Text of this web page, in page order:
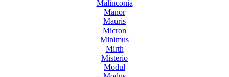
Malinconia
Manor
Mauris
Micron
Minimus
Mirth
Misterio
Modul